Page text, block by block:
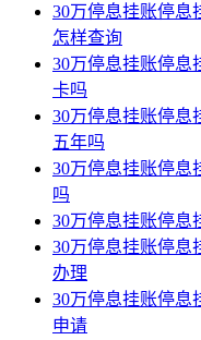
30万停息挂账停息
怎样查询
30万停息挂账停息
卡吗
30万停息挂账停息
五年吗
30万停息挂账停息
吗
30万停息挂账停息
30万停息挂账停息
办理
30万停息挂账停息
申请